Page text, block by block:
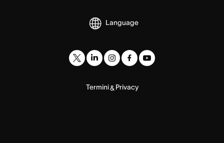
Language
Termini& Privacy